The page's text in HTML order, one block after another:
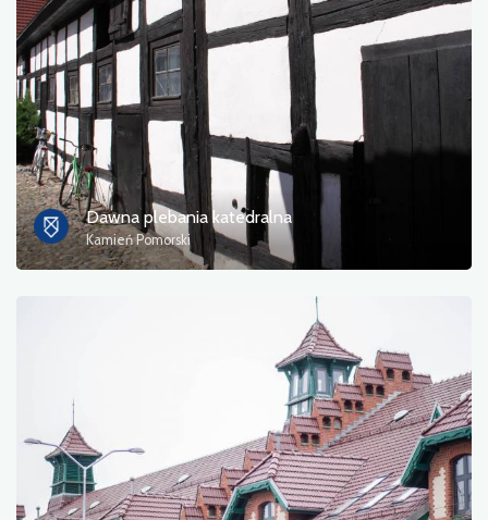
Dawna plebania katedralna
Kamień Pomorski